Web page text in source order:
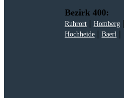
Bezirk 400:
Ruhrort| Homberg|
Hochheide| Baerl|